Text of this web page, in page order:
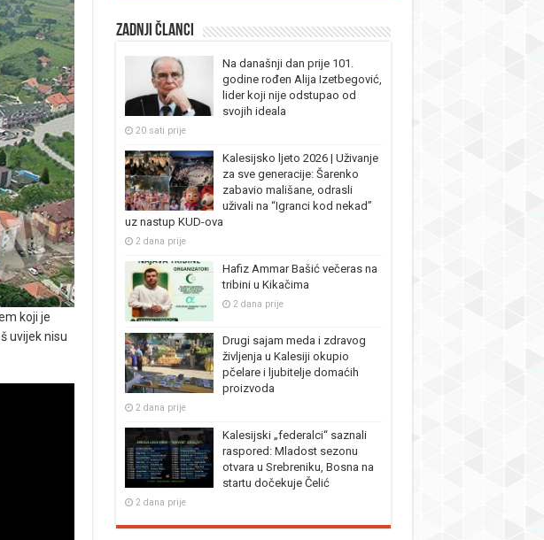
koji je
uvijek nisu
Zadnji članci
Na današnji dan prije 101.
godine rođen Alija Izetbegović,
lider koji nije odstupao od
svojih ideala
20 sati prije
Kalesijsko ljeto 2026 | Uživanje
za sve generacije: Šarenko
zabavio mališane, odrasli
uživali na “Igranci kod nekad”
uz nastup KUD-ova
2 dana prije
Hafiz Ammar Bašić večeras na
tribini u Kikačima
2 dana prije
Drugi sajam meda i zdravog
življenja u Kalesiji okupio
pčelare i ljubitelje domaćih
proizvoda
2 dana prije
Kalesijski „federalci“ saznali
raspored: Mladost sezonu
otvara u Srebreniku, Bosna na
startu dočekuje Čelić
2 dana prije